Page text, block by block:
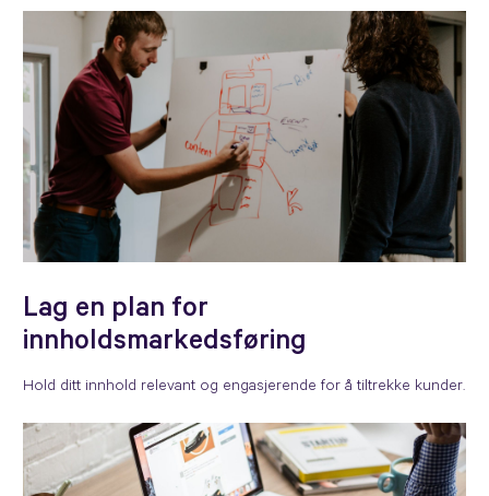
Lag en plan for
innholdsmarkedsføring
Hold ditt innhold relevant og engasjerende for å tiltrekke kunder.